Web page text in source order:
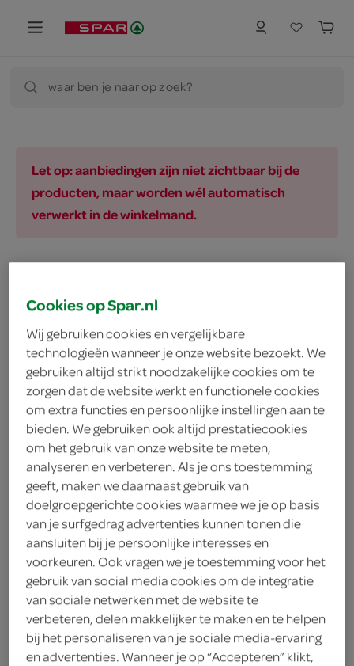
waar ben je naar op zoek?
Let op: aanbiedingen zijn niet zichtbaar bij de
producten, maar worden wél automatisch
verwerkt in de winkelmand.
vegetarisch biologisch
filter (2)
Aquafresh tandenborstel
clean & flex medium
3 Stuks
2.85 kies je SPAR
Aquafresh tandenborstel
clean & flex hard
Cookies op Spar.nl
Wij gebruiken cookies en vergelijkbare
technologieën wanneer je onze website bezoekt. We
gebruiken altijd strikt noodzakelijke cookies om te
zorgen dat de website werkt en functionele cookies
om extra functies en persoonlijke instellingen aan te
bieden. We gebruiken ook altijd prestatiecookies
om het gebruik van onze website te meten,
analyseren en verbeteren. Als je ons toestemming
geeft, maken we daarnaast gebruik van
doelgroepgerichte cookies waarmee we je op basis
van je surfgedrag advertenties kunnen tonen die
aansluiten bij je persoonlijke interesses en
voorkeuren. Ook vragen we je toestemming voor het
gebruik van social media cookies om de integratie
van sociale netwerken met de website te
verbeteren, delen makkelijker te maken en te helpen
bij het personaliseren van je sociale media-ervaring
en advertenties. Wanneer je op “Accepteren” klikt,